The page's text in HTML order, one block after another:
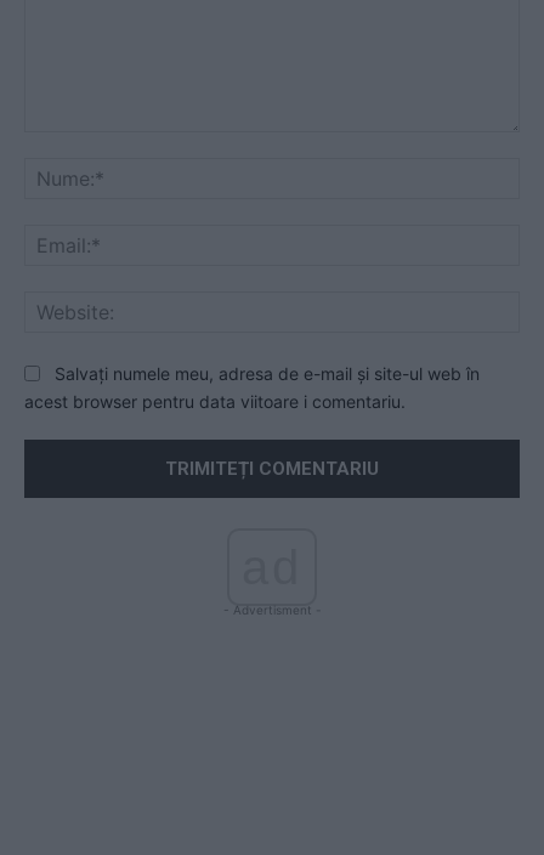
Salvați numele meu, adresa de e-mail și site-ul web în
acest browser pentru data viitoare i comentariu.
- Advertisment -